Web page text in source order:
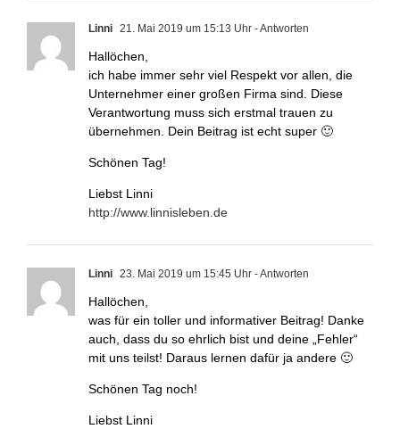
Linni 21. Mai 2019 um 15:13 Uhr - Antworten
Hallöchen,
ich habe immer sehr viel Respekt vor allen, die
Unternehmer einer großen Firma sind. Diese
Verantwortung muss sich erstmal trauen zu
übernehmen. Dein Beitrag ist echt super 🙂
Schönen Tag!
Liebst Linni
http://www.linnisleben.de
Linni 23. Mai 2019 um 15:45 Uhr - Antworten
Hallöchen,
was für ein toller und informativer Beitrag! Danke
auch, dass du so ehrlich bist und deine „Fehler“
mit uns teilst! Daraus lernen dafür ja andere 🙂
Schönen Tag noch!
Liebst Linni